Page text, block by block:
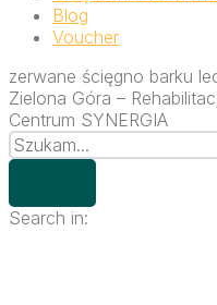
Blog
Voucher
zerwane ścięgno barku
Zielona Góra –
Centrum SYNERGIA
Search in: